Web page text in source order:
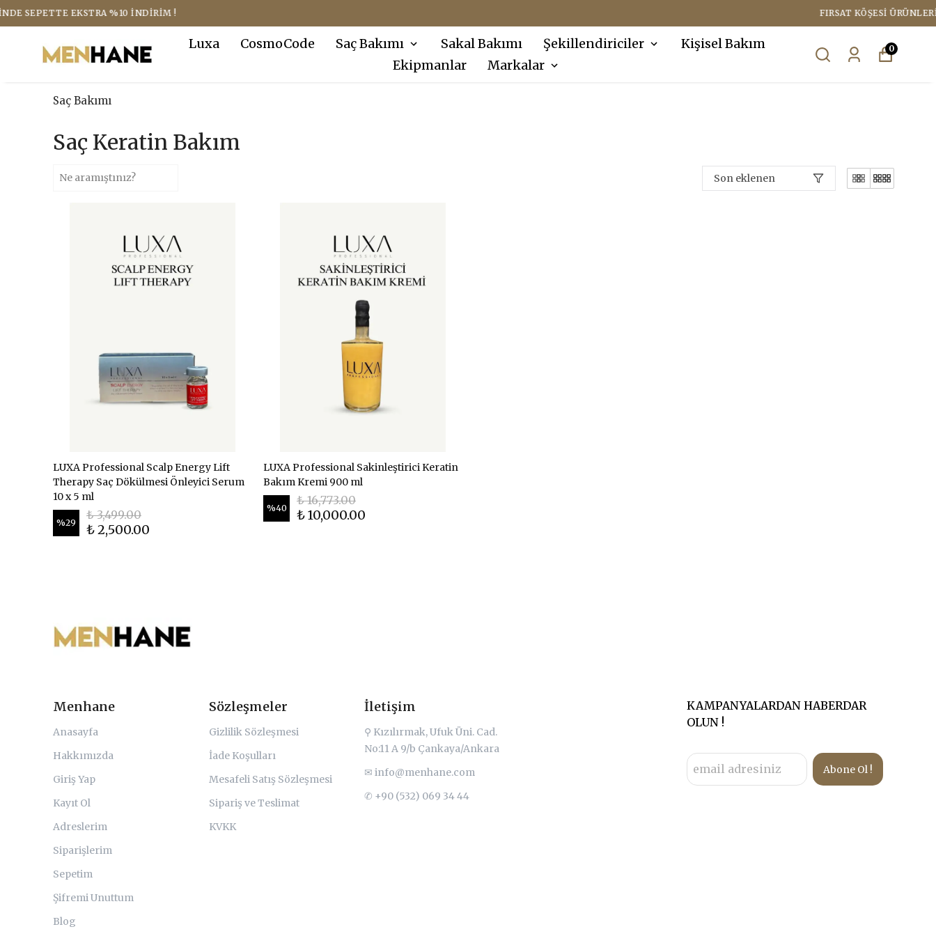
Luxa CosmoCode Saç Bakımı Sakal Bakımı Şekillendiriciler
Kişisel Bakım
Ekipmanlar
Markalar
0
Saç Bakımı
Saç Keratin Bakım
Son eklenen
LUXA Professional Scalp Energy Lift
Therapy Saç Dökülmesi Önleyici Serum
10 x 5 ml
%29
₺ 3,499.00
₺ 2,500.00
LUXA Professional Sakinleştirici Keratin
Bakım Kremi 900 ml
%40
₺ 16,773.00
₺ 10,000.00
Menhane
Anasayfa
Hakkımızda
Giriş Yap
Kayıt Ol
Adreslerim
Siparişlerim
Sepetim
Şifremi Unuttum
Blog
Sözleşmeler
Gizlilik Sözleşmesi
İade Koşulları
Mesafeli Satış Sözleşmesi
Sipariş ve Teslimat
KVKK
İletişim
⚲ Kızılırmak, Ufuk Üni. Cad.
No:11 A 9/b Çankaya/Ankara
✉ info@menhane.com
✆ +90 (532) 069 34 44
KAMPANYALARDAN HABERDAR
OLUN !
Abone Ol !